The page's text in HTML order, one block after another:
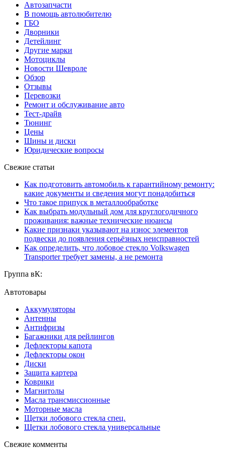
Автозапчасти
В помощь автолюбителю
ГБО
Дворники
Детейлинг
Другие марки
Мотоциклы
Новости Шевроле
Обзор
Отзывы
Перевозки
Ремонт и обслуживание авто
Тест-драйв
Тюнинг
Цены
Шины и диски
Юридические вопросы
Свежие статьи
Как подготовить автомобиль к гарантийному ремонту:
какие документы и сведения могут понадобиться
Что такое припуск в металлообработке
Как выбрать модульный дом для круглогодичного
проживания: важные технические нюансы
Какие признаки указывают на износ элементов
подвески до появления серьёзных неисправностей
Как определить, что лобовое стекло Volkswagen
Transporter требует замены, а не ремонта
Группа вК:
Автотовары
Аккумуляторы
Антенны
Антифризы
Багажники для рейлингов
Дефлекторы капота
Дефлекторы окон
Диски
Защита картера
Коврики
Магнитолы
Масла трансмиссионные
Моторные масла
Щетки лобового стекла спец.
Щетки лобового стекла универсальные
Свежие комменты